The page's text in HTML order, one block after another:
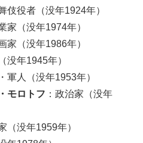
伎役者（没年1924年）
家（没年1974年）
家（没年1986年）
没年1945年）
軍人（没年1953年）
モロトフ ：政治家（没年
（没年1959年）